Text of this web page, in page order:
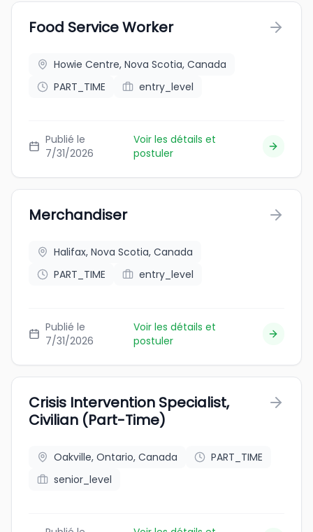
Food Service Worker
Howie Centre, Nova Scotia, Canada
PART_TIME
entry_level
Publié le
7/31/2026
Voir les détails et
postuler
Merchandiser
Halifax, Nova Scotia, Canada
PART_TIME
entry_level
Publié le
7/31/2026
Voir les détails et
postuler
Crisis Intervention Specialist,
Civilian (Part-Time)
Oakville, Ontario, Canada
PART_TIME
senior_level